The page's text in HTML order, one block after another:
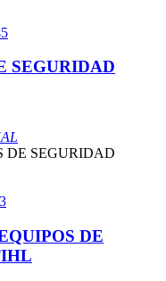
SEGURIDAD
DE SEGURIDAD
DE